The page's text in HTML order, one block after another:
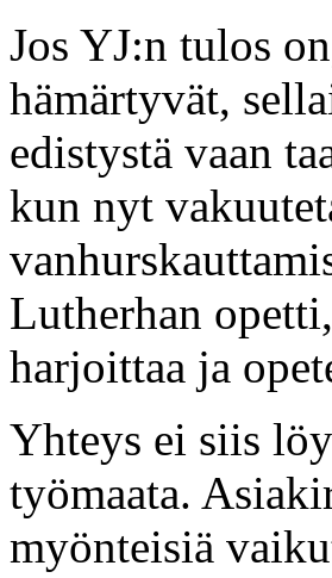
Jos YJ:n tulos
hämärtyvät,
edistystä vaan
kun nyt
Lutherhan
harjoittaa ja
Yhteys ei siis
työmaata.
myönteisiä